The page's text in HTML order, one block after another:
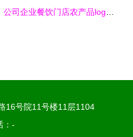
公司企业餐饮门店农产品logo图形文字卡通标志平面商标设计及餐饮管理
16号院11号楼11层1104
：-